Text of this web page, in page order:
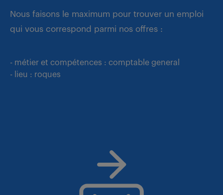
Nous faisons le maximum pour trouver un emploi
qui vous correspond parmi nos offres :
- métier et compétences : comptable general
- lieu : roques